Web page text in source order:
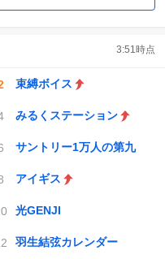
3:51時点
束縛ボイス
みるくステーション
サントリー1万人の第九
アイギス
光GENJI
羽生結弦カレンダー